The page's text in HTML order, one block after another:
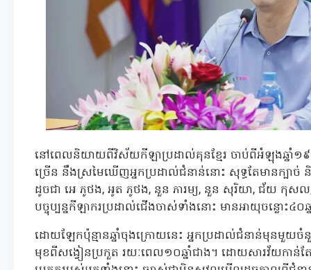
នៅពេលនិយាយពីវិស័យកីឡាប្រដាល់គុនខ្មែរ ចាប់ពីអំឡុងឆ្នាំ១
ច្រើន នឹងស្រមៃឃើញអ្នកប្រដាល់ជំនាន់នោះ សុទ្ធតែមានក្បាច់
ដូចជា អេ ភូថង, អូត ភូថង, នួន ភារម្យ, នួន សុរិយា, ជ័យ កុសល,
បច្ចុប្បន្នកីឡាករប្រដាល់ជើងចាស់ទាំងនោះ មានអាយុចន្លោះ៤
ដោយឡែកប៉ុន្មានឆ្នាំចុងក្រោយនេះ អ្នកប្រដាល់ជំនាន់មុនមួយចំនួន
មុខពីសង្វៀនប្រកួត រយៈពេល១០ឆ្នាំជាង។ ដោយសារវ័យកាន់ត